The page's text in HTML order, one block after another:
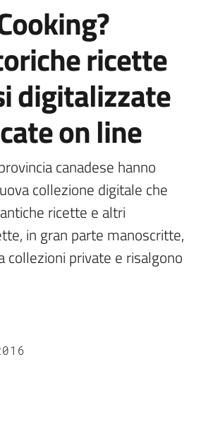
ricette
digitalizzate
on line
canadese hanno
collezione digitale che
ricette e altri
in gran parte manoscritte,
collezioni private e risalgono